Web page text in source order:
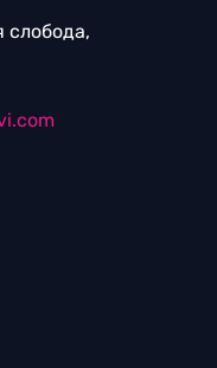
слобода,